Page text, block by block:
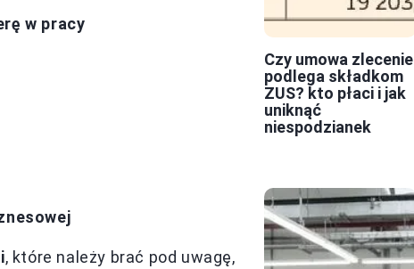
w pracy
, które należy brać pod uwagę,
Czy umowa zlecenie
podlega składkom
ZUS? kto płaci i jak
uniknąć
niespodzianek